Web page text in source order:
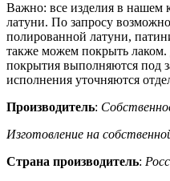
Важно: все изделия в нашем
латуни. По запросу
полированной латуни,
также можем покрыть
покрытия выполняются под
исполнения уточняются
Производитель:
Изготовление на
Страна производитель: